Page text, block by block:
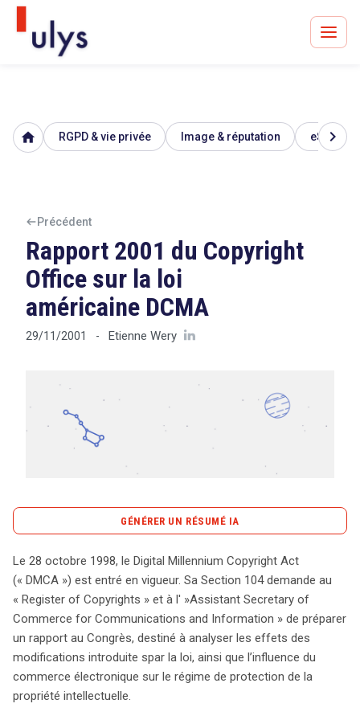
Avocats à Paris & Bruxelles
Un procès en vue ?
Tout sur le RGPD
Tout sur le droit de l'innovation
CONTACT
home RGPD & vie privée Image & réputation eSanté
chevron_right
Précédent
Rapport 2001 du Copyright
Office sur la loi
américaine DCMA
29/11/2001 - Etienne Wery
GÉNÉRER UN RÉSUMÉ IA
Le Digital Millennium Copyright Act (DMCA), entré en
vigueur le 28 octobre 1998, a marqué une étape cruciale
dans la protection des droits d’auteur à l’ère numérique.
En vertu de sa Section 104, il était requis que le
« Register of Copyrights » et l' »Assistant Secretary of
Commerce for Communications and Information »
élaborent un rapport destiné au Congrès. Ce rapport a
Le 28 octobre 1998, le Digital Millennium Copyright Act
(« DMCA ») est entré en vigueur. Sa Section 104 demande au
« Register of Copyrights » et à l' »Assistant Secretary of
Commerce for Communications and Information » de préparer
un rapport au Congrès, destiné à analyser les effets des
modifications introduite spar la loi, ainsi que l’influence du
commerce électronique sur le régime de protection de la
propriété intellectuelle.